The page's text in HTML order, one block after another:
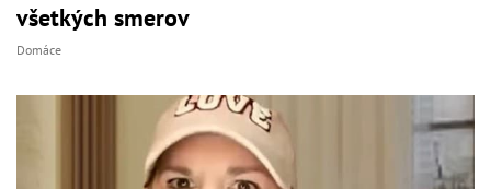
všetkých smerov
Domáce